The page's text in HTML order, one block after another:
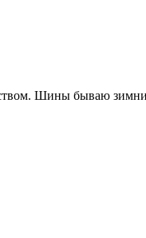
Шины бываю